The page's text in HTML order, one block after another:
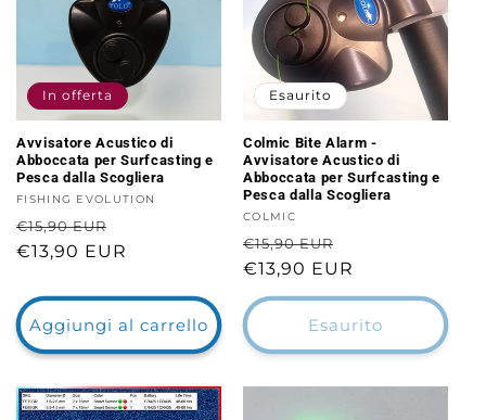
In offerta
Avvisatore Acustico di
Abboccata per Surfcasting e
Pesca dalla Scogliera
Fornitore:
FISHING EVOLUTION
Prezzo
di
€15,90 EUR
scontato
€13,90 EUR
Aggiungi al carrello
Esaurito
Colmic Bite Alarm -
Avvisatore Acustico di
Abboccata per Surfcasting e
Pesca dalla Scogliera
Fornitore:
COLMIC
Prezzo
di
listino
€15,90 EUR
scontato
€13,90 EUR
Esaurito